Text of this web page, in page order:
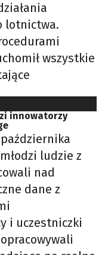
lotnictwa.
wszystkie
innowatorzy
ludzie z
nad
dane z
i uczestniczki